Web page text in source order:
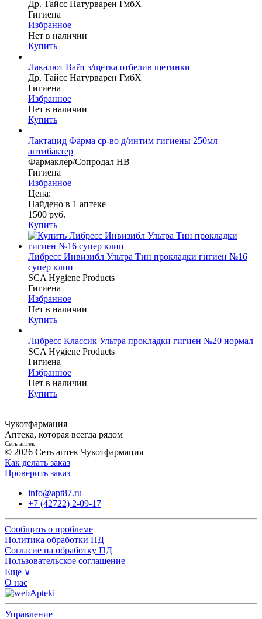
Др. Тайсс Натурварен ГмбХ
Гигиена
Избранное
Нет в наличии
Купить
Лакалют Вайт з/щетка отбелив щетинки
Др. Тайсс Натурварен ГмбХ
Гигиена
Избранное
Нет в наличии
Купить
Лактацид Фарма ср-во д/интим гигиены 250мл
антибактер
Фармаклер/Сопродал НВ
Гигиена
Избранное
Цена:
Найдено в 1 аптеке
1500 руб.
Купить
Либресс Инвизибл Ультра Тин прокладки гигиен №16
супер клип
SCA Hygiene Products
Гигиена
Избранное
Нет в наличии
Купить
Либресс Классик Ультра прокладки гигиен №20 нормал
SCA Hygiene Products
Гигиена
Избранное
Нет в наличии
Купить
Чукотфармация
Аптека, которая всегда рядом
Сеть аптек
© 2026 Сеть аптек Чукотфармация
Как делать заказ
Проверить заказ
info@apt87.ru
+7 (42722) 2-09-17
Сообщить о проблеме
Политика обработки ПД
Согласие на обработку ПД
Пользовательское соглашение
Еще ∨
О нас
Управление